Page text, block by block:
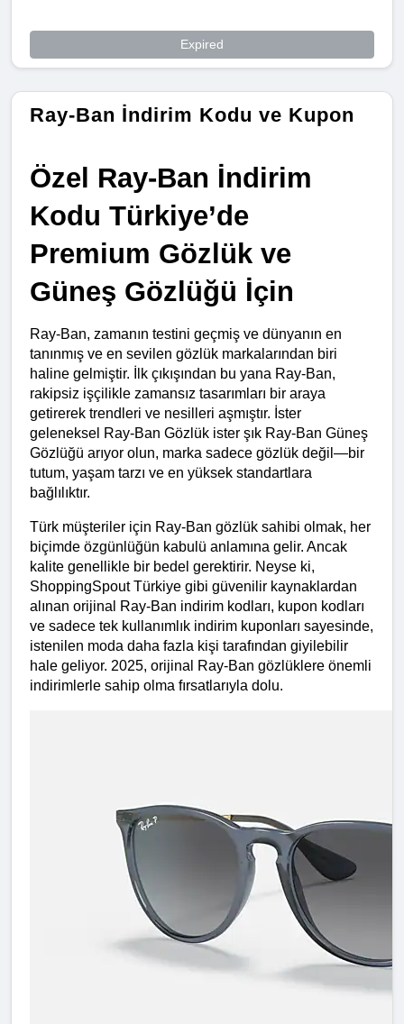
Expired
Ray-Ban İndirim Kodu ve Kupon
Özel Ray-Ban İndirim
Kodu Türkiye’de
Premium Gözlük ve
Güneş Gözlüğü İçin
Ray-Ban, zamanın testini geçmiş ve dünyanın en
tanınmış ve en sevilen gözlük markalarından biri
haline gelmiştir. İlk çıkışından bu yana Ray-Ban,
rakipsiz işçilikle zamansız tasarımları bir araya
getirerek trendleri ve nesilleri aşmıştır. İster
geleneksel Ray-Ban Gözlük ister şık Ray-Ban Güneş
Gözlüğü arıyor olun, marka sadece gözlük değil—bir
tutum, yaşam tarzı ve en yüksek standartlara
bağlılıktır.
Türk müşteriler için Ray-Ban gözlük sahibi olmak, her
biçimde özgünlüğün kabulü anlamına gelir. Ancak
kalite genellikle bir bedel gerektirir. Neyse ki,
ShoppingSpout Türkiye gibi güvenilir kaynaklardan
alınan orijinal Ray-Ban indirim kodları, kupon kodları
ve sadece tek kullanımlık indirim kuponları sayesinde,
istenilen moda daha fazla kişi tarafından giyilebilir
hale geliyor. 2025, orijinal Ray-Ban gözlüklere önemli
indirimlerle sahip olma fırsatlarıyla dolu.